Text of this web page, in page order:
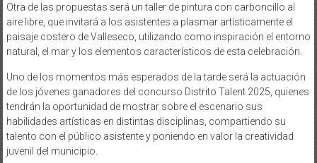
Otra de las propuestas será un taller de pintura con carboncillo al
aire libre, que invitará a los asistentes a plasmar artísticamente el
paisaje costero de Valleseco, utilizando como inspiración el entorno
natural, el mar y los elementos característicos de esta celebración.
Uno de los momentos más esperados de la tarde será la actuación
de los jóvenes ganadores del concurso Distrito Talent 2025, quienes
tendrán la oportunidad de mostrar sobre el escenario sus
habilidades artísticas en distintas disciplinas, compartiendo su
talento con el público asistente y poniendo en valor la creatividad
juvenil del municipio.